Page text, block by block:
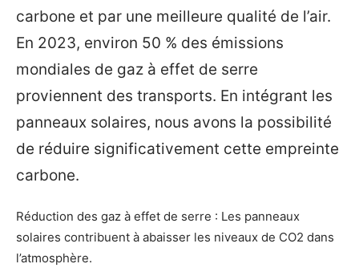
carbone et par une meilleure qualité de l’air.
En 2023, environ 50 % des émissions
mondiales de gaz à effet de serre
proviennent des transports. En intégrant les
panneaux solaires, nous avons la possibilité
de réduire significativement cette empreinte
carbone.
Réduction des gaz à effet de serre : Les panneaux
solaires contribuent à abaisser les niveaux de CO2 dans
l’atmosphère.